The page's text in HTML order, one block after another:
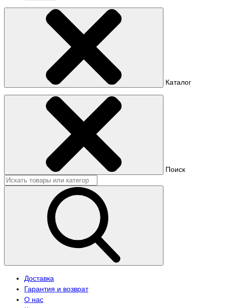
Каталог
Поиск
Доставка
Гарантия и возврат
О нас